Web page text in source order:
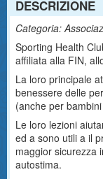
DESCRIZIONE
Categoria:
Sporting Health
affiliata alla FIN,
La loro principale
benessere delle
(anche per
Le loro lezioni
ed a sono utili a il
maggior sicurezza
autostima.